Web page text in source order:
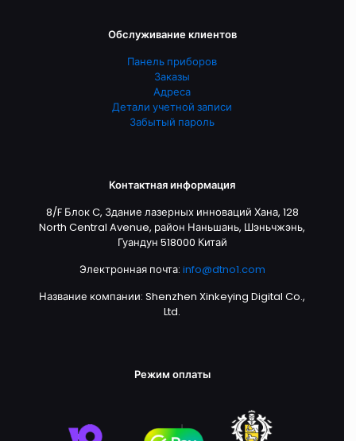
Обслуживание клиентов
Панель приборов
Заказы
Адреса
Детали учетной записи
Забытый пароль
Контактная информация
8/F Блок C, Здание лазерных инноваций Хана, 128
North Central Avenue, район Наньшань, Шэньчжэнь,
Гуандун 518000 Китай
Электронная почта: info@dtno1.com
Название компании: Shenzhen Xinkeying Digital Co.,
Ltd.
Режим оплаты